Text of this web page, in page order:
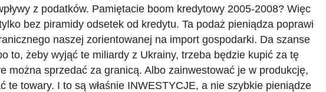
z podatków. Pamiętacie boom kredytowy 2005-2008? Więc
bez piramidy odsetek od kredytu. Ta podaż pieniądza poprawi
naszej zorientowanej na import gospodarki. Da szanse
to, żeby wyjąć te miliardy z Ukrainy, trzeba będzie kupić za tę
można sprzedać za granicą. Albo zainwestować je w produkcję,
te towary. I to są właśnie INWESTYCJE, a nie szybkie pieniądze